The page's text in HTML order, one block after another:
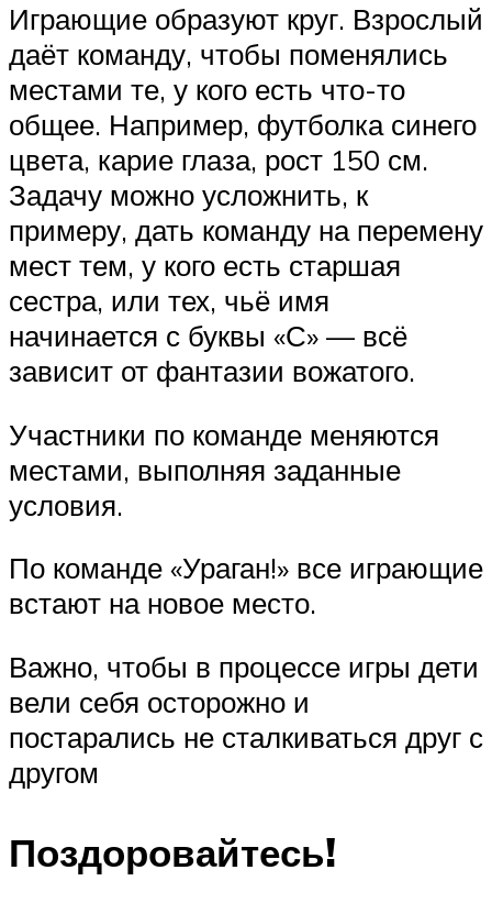
Играющие образуют круг. Взрослый
даёт команду, чтобы поменялись
местами те, у кого есть что-то
общее. Например, футболка синего
цвета, карие глаза, рост 150 см.
Задачу можно усложнить, к
примеру, дать команду на перемену
мест тем, у кого есть старшая
сестра, или тех, чьё имя
начинается с буквы «С» — всё
зависит от фантазии вожатого.
Участники по команде меняются
местами, выполняя заданные
условия.
По команде «Ураган!» все играющие
встают на новое место.
Важно, чтобы в процессе игры дети
вели себя осторожно и
постарались не сталкиваться друг с
другом
Поздоровайтесь!